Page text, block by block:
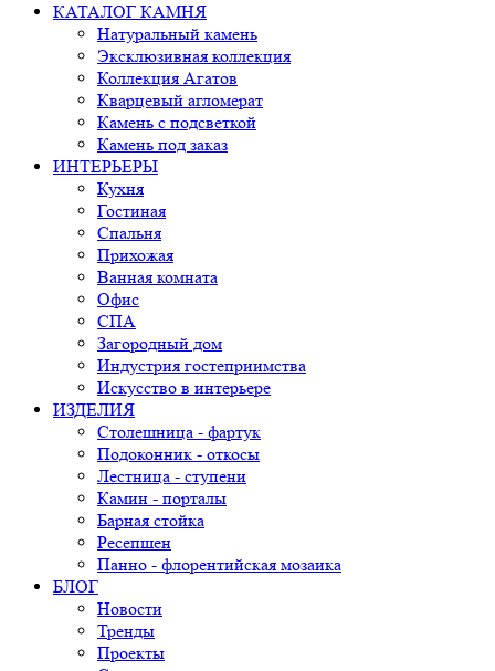
КАТАЛОГ КАМНЯ
Натуральный камень
Эксклюзивная коллекция
Коллекция Агатов
Кварцевый агломерат
Камень с подсветкой
Камень под заказ
ИНТЕРЬЕРЫ
Кухня
Гостиная
Спальня
Прихожая
Ванная комната
Офис
СПА
Загородный дом
Индустрия гостеприимства
Искусство в интерьере
ИЗДЕЛИЯ
Столешница - фартук
Подоконник - откосы
Лестница - ступени
Камин - порталы
Барная стойка
Ресепшен
Панно - флорентийская мозаика
БЛОГ
Новости
Тренды
Проекты